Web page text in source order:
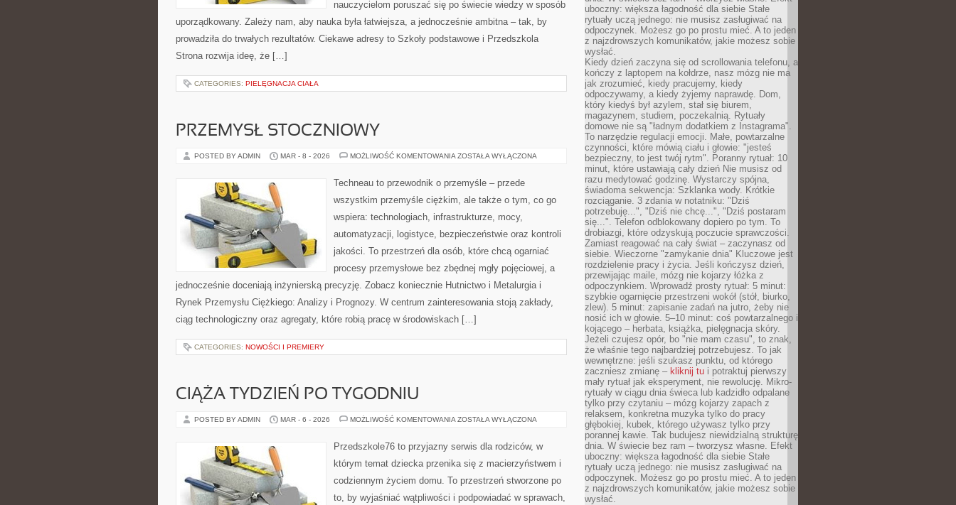
nauczycielom poruszać się po świecie wiedzy w sposób
uporządkowany. Zależy nam, aby nauka była łatwiejsza, a jednocześnie ambitna – tak, by
prowadziła do trwałych rezultatów. Ciekawe adresy to Szkoły podstawowe i Przedszkola
Strona rozwija ideę, że […]
CATEGORIES: PIELĘGNACJA CIAŁA
PRZEMYSŁ STOCZNIOWY
POSTED BY ADMIN MAR - 8 - 2026 MOŻLIWOŚĆ KOMENTOWANIA PRZEMYSŁ
ZOSTAŁA WYŁĄCZONA
Techneau to przewodnik o przemyśle – przede
wszystkim przemyśle ciężkim, ale także o tym, co go
wspiera: technologiach, infrastrukturze, mocy,
automatyzacji, logistyce, bezpieczeństwie oraz kontroli
jakości. To przestrzeń dla osób, które chcą ogarniać
procesy przemysłowe bez zbędnej mgły pojęciowej, a
jednocześnie doceniają inżynierską precyzję. Zobacz koniecznie Hutnictwo i Metalurgia i
Rynek Przemysłu Ciężkiego: Analizy i Prognozy. W centrum zainteresowania stoją zakłady,
ciąg technologiczny oraz agregaty, które robią pracę w środowiskach […]
CATEGORIES: NOWOŚCI I PREMIERY
CIĄŻA TYDZIEŃ PO TYGODNIU
POSTED BY ADMIN MAR - 6 - 2026 MOŻLIWOŚĆ KOMENTOWANIA CIĄŻA
TYGODNIU
ZOSTAŁA WYŁĄCZONA
Przedszkole76 to przyjazny serwis dla rodziców, w
którym temat dziecka przenika się z macierzyństwem i
codziennym życiem domu. To przestrzeń stworzone po
to, by wyjaśniać wątpliwości i podpowiadać w sprawach,
uboczny: większa łagodność dla siebie Stałe
rytuały uczą jednego: nie musisz zasługiwać na
odpoczynek. Możesz go po prostu mieć. A to jeden
z najzdrowszych komunikatów, jakie możesz sobie
wysłać.
Kiedy dzień zaczyna się od scrollowania telefonu, a
kończy z laptopem na kołdrze, nasz mózg nie ma
jak zrozumieć, kiedy pracujemy, kiedy
odpoczywamy, a kiedy żyjemy naprawdę. Dom,
który kiedyś był azylem, stał się biurem,
magazynem, studiem, poczekalnią. Rytuały
domowe nie są "ładnym dodatkiem z Instagrama".
To narzędzie regulacji emocji. Małe, powtarzalne
czynności, które mówią ciału i głowie: "jesteś
bezpieczny, to jest twój rytm". Poranny rytuał: 10
minut, które ustawiają cały dzień Nie musisz od
razu medytować godzinę. Wystarczy spójna,
świadoma sekwencja: Szklanka wody. Krótkie
rozciąganie. 3 zdania w notatniku: "Dziś
potrzebuję...", "Dziś nie chcę...", "Dziś postaram
się...". Telefon odblokowany dopiero po tym. To
drobiazgi, które odzyskują poczucie sprawczości.
Zamiast reagować na cały świat – zaczynasz od
siebie. Wieczorne "zamykanie dnia" Kluczowe jest
rozdzielenie pracy i życia. Jeśli kończysz dzień,
przewijając maile, mózg nie kojarzy łóżka z
odpoczynkiem. Wprowadź prosty rytuał: 5 minut:
szybkie ogarnięcie przestrzeni wokół (stół, biurko,
zlew). 5 minut: zapisanie zadań na jutro, żeby nie
nosić ich w głowie. 5–10 minut: coś powtarzalnego i
kojącego – herbata, książka, pielęgnacja skóry.
Jeżeli czujesz opór, bo "nie mam czasu", to znak,
że właśnie tego najbardziej potrzebujesz. To jak
wewnętrzne: jeśli szukasz punktu, od którego
zaczniesz zmianę – kliknij tu i potraktuj pierwszy
mały rytuał jak eksperyment, nie rewolucję. Mikro-
rytuały w ciągu dnia świeca lub kadzidło odpalane
tylko przy czytaniu – mózg kojarzy zapach z
relaksem, konkretna muzyka tylko do pracy
głębokiej, kubek, którego używasz tylko przy
porannej kawie. Tak budujesz niewidzialną strukturę
dnia. W świecie bez ram – tworzysz własne. Efekt
uboczny: większa łagodność dla siebie Stałe
rytuały uczą jednego: nie musisz zasługiwać na
odpoczynek. Możesz go po prostu mieć. A to jeden
z najzdrowszych komunikatów, jakie możesz sobie
wysłać.